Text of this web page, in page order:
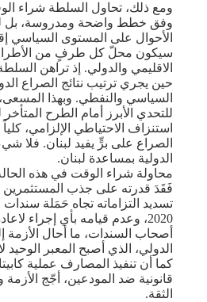
ومع ذلك، تحاول السلطة شراء
وفق خطط واضحة ومدروسة، بل
الأحوال على المستوى السياسي
سيكون محلّ كل طرفٍ من
الاقليمي والدولي. إذ تراهن
حين يجري ترتيب نتائج الصراع
السياسي والنفطي. وبهذا
للتحدي الأبرز أمام الطرح
استنزاف الاحتياطي الإلزامي،
الصراع على برٍّ يفيد لبنان. فلا
الدولية بمساعدة لبنان.
محاولة شراء الوقت في هذه
فَقَدَ قدرته على جذب
تسديد التزاماته تجاه حَمَلة سندات
2020، وعدم قيامه بأي إجراء
أصحاب السندات، ما أحال الأزمة
الدولي، الذي أصبح المعبر الوحيد
كما أن تنفيذ المصارف عملية
قانونية ضد المودعين، أجّج
الثقة.